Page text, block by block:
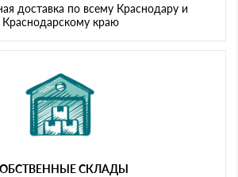
доставка по всему Краснодару и
Краснодарскому краю
СКЛАДЫ